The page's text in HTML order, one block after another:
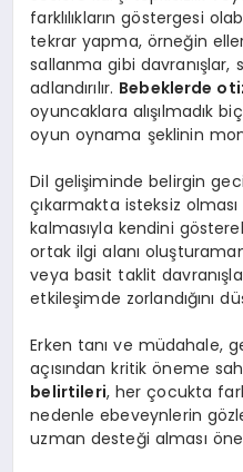
farklılıkların göstergesi
tekrar yapma, örneğin
sallanma gibi
adlandırılır. Bebeklerde
oyuncaklara alışılmadık
oyun oynama şeklinin
Dil gelişiminde belirgin
çıkarmakta isteksiz olması
kalmasıyla kendini
ortak ilgi alanı
veya basit taklit
etkileşimde zorlandığını
Erken tanı ve müdahale,
açısından kritik öneme
belirtileri, her çocukta
nedenle ebeveynlerin
uzman desteği alması